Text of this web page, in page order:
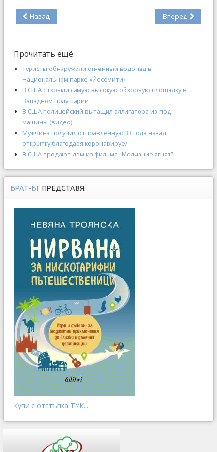
Назад Вперед
Прочитать ещё
Туристы обнаружили огненный водопад в
Национальном парке «Йосемити»
В США открыли самую высокую обзорную площадку в
Западном полушарии
В США полицейский вытащил аллигатора из-под
машины (видео)
Мужчина получил отправленную 33 года назад
открытку благодаря коронавирусу
В США продают дом из фильма „Молчание ягнят”
БРАТ-БГ ПРЕДСТАВЯ:
Купи с отстъпка ТУК...